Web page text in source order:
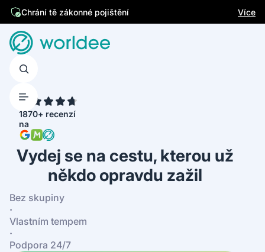
Chrání tě zákonné pojištění
Více
1870+ recenzí
na
Vydej se na cestu, kterou už
někdo opravdu zažil
Bez skupiny
·
Vlastním tempem
·
Podpora 24/7